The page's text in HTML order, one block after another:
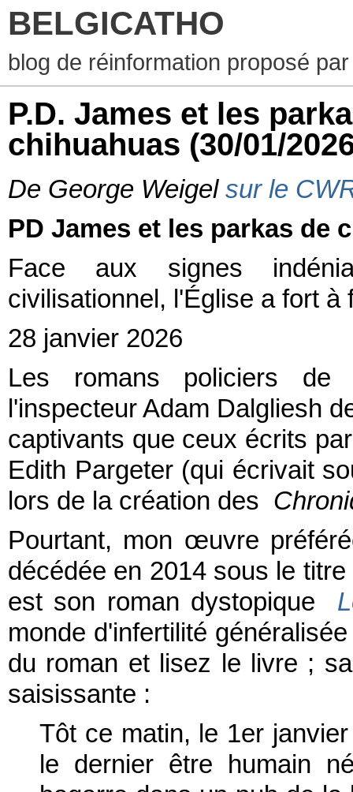
BELGICATHO
blog de réinformation proposé
P.D. James et les
chihuahuas (30/01/
De George Weigel sur le
PD James et les parkas de
Face aux signes
civilisationnel, l'Église a fort à
28 janvier 2026
Les romans policiers de
l'inspecteur Adam Dalgliesh
captivants que ceux écrits
Edith Pargeter (qui écrivait
lors de la création des
Pourtant, mon œuvre
décédée en 2014 sous le
est son roman dystopique
monde d'infertilité
du roman et lisez le livre ;
saisissante :
Tôt ce matin, le 1er
le dernier être humain